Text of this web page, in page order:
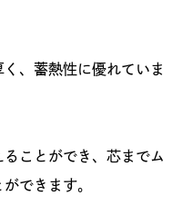
、蓄熱性に優れていま
ことができ、芯までム
できます。